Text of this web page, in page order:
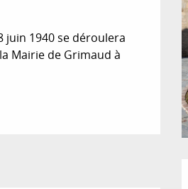
juin 1940 se déroulera
Mairie de Grimaud à